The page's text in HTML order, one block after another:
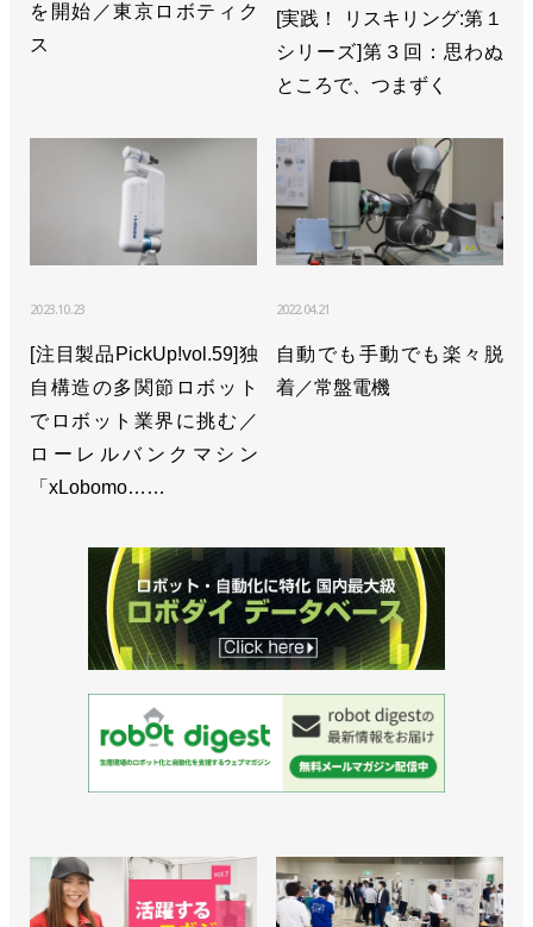
を開始／東京ロボティク
ス
[実践！ リスキリング:第１
シリーズ]第３回：思わぬ
ところで、つまずく
2023.10.23
[注目製品PickUp!vol.59]独
自構造の多関節ロボット
でロボット業界に挑む／
ローレルバンクマシン
「xLobomo……
2022.04.21
自動でも手動でも楽々脱
着／常盤電機